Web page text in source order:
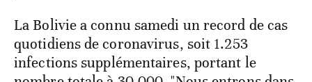
La Bolivie a connu samedi un record de cas
quotidiens de coronavirus, soit 1.253
infections supplémentaires, portant le